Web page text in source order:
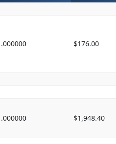
$176.00
$1,948.40